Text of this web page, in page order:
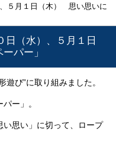
５月１日（木） 思い思いに
（水）、５月１日
パー」
び”に取り組みました。
ー」。
い思い」に切って、ロープ